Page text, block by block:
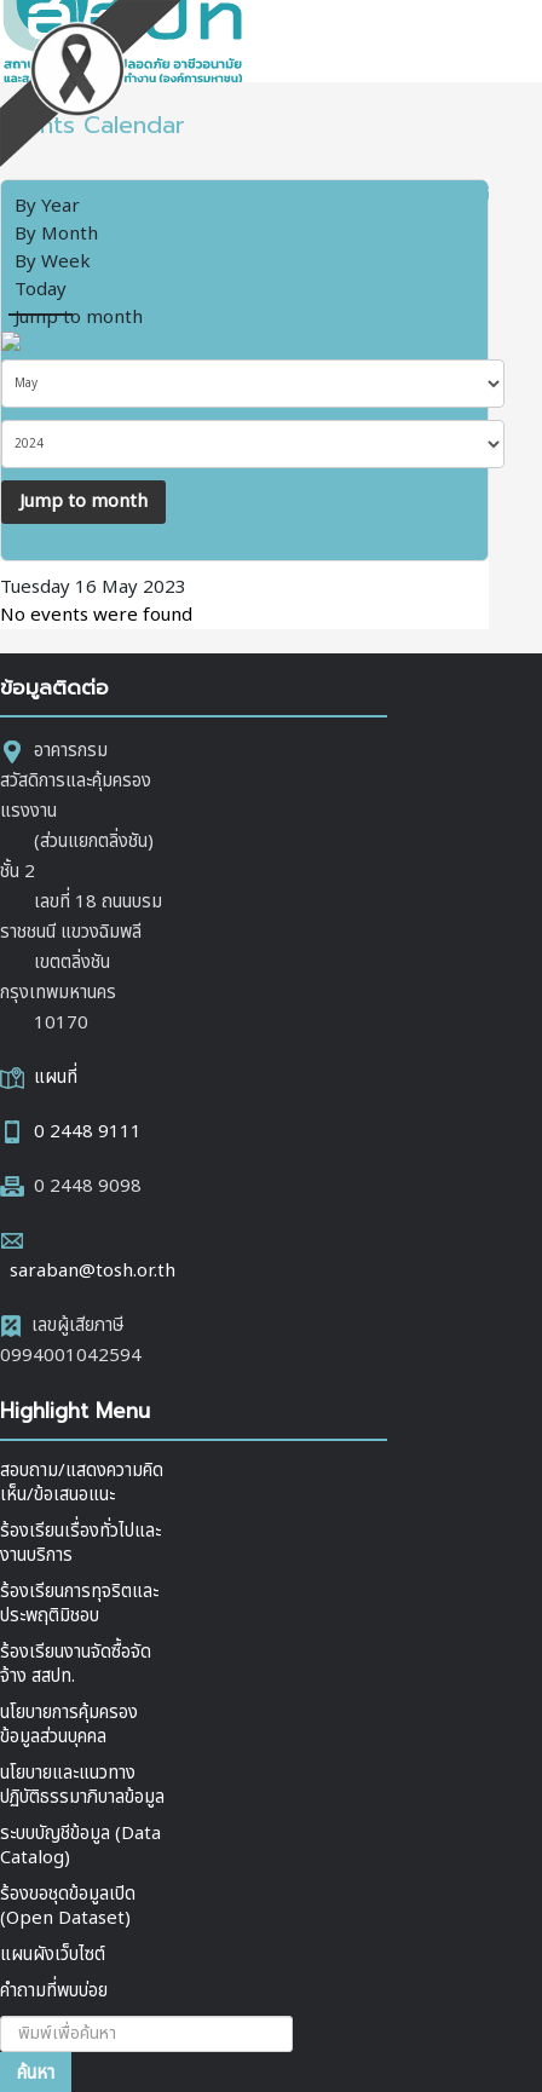
Events Calendar
By Year
By Month
By Week
Today
Jump to month
Jump to month
Tuesday 16 May 2023
No events were found
ข้อมูลติดต่อ
อาคารกรม
สวัสดิการและคุ้มครอง
แรงงาน
(ส่วนแยกตลิ่งชัน)
ชั้น 2
เลขที่ 18 ถนนบรม
ราชชนนี แขวงฉิมพลี
เขตตลิ่งชัน
กรุงเทพมหานคร
10170
แผนที่
0 2448 9111
0 2448 9098
saraban@tosh.or.th
เลขผู้เสียภาษี
0994001042594
Highlight Menu
สอบถาม/แสดงความคิด
เห็น/ข้อเสนอแนะ
ร้องเรียนเรื่องทั่วไปและ
งานบริการ
ร้องเรียนการทุจริตและ
ประพฤติมิชอบ
ร้องเรียนงานจัดซื้อจัด
จ้าง สสปท.
นโยบายการคุ้มครอง
ข้อมูลส่วนบุคคล
นโยบายและแนวทาง
ปฏิบัติธรรมาภิบาลข้อมูล
ระบบบัญชีข้อมูล (Data
Catalog)
ร้องขอชุดข้อมูลเปิด
(Open Dataset)
แผนผังเว็บไซต์
คำถามที่พบบ่อย
ค้นหา...
ค้นหา